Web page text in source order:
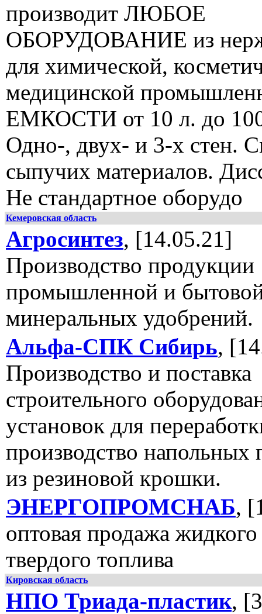
производит ЛЮБОЕ
ОБОРУДОВАНИЕ из
для химической,
медицинской
ЕМКОСТИ от 10 л. до
Одно-, двух- и 3-х стен.
сыпучих материалов.
Не стандартное оборудо
Кемеровская область
Агросинтез, [14.05.21]
Производство продукции
промышленной и
минеральных удобрений.
Альфа-СПК Сибирь,
Производство и поставка
строительного
установок для
производство напольных
из резиновой крошки.
ЭНЕРГОПРОМСНАБ,
оптовая продажа
твердого топлива
Кировская область
НПО Триада-пластик,